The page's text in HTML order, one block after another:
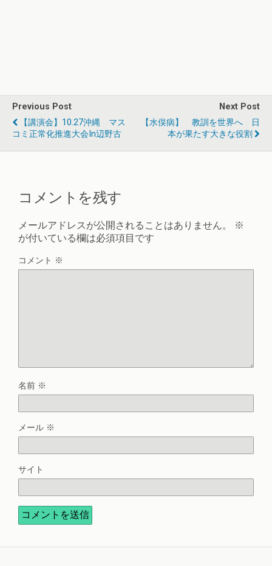
Previous Post
【講演会】10.27沖縄 マス
コミ正常化推進大会in辺野古
Next Post
【水俣病】 教訓を世界へ 日
本が果たす大きな役割
コメントを残す
メールアドレスが公開されることはありません。
※
が付いている欄は必須項目です
コメント ※
名前 ※
メール ※
サイト